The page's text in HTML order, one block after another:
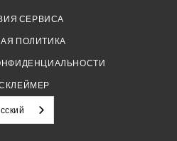
СЕРВИСА
ПОЛИТИКА